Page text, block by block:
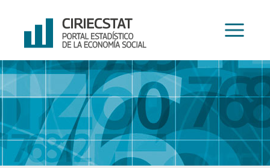
contenido